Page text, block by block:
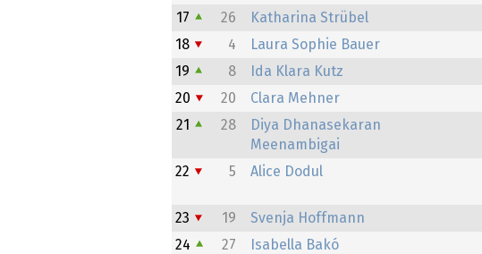
17
26 Katharina Strübel
18
4 Laura Sophie Bauer
19
8 Ida Klara Kutz
20
20 Clara Mehner
21
28
Diya Dhanasekaran
Meenambigai
22 5 Alice Dodul
23 19 Svenja Hoffmann
24
27 Isabella Bakó